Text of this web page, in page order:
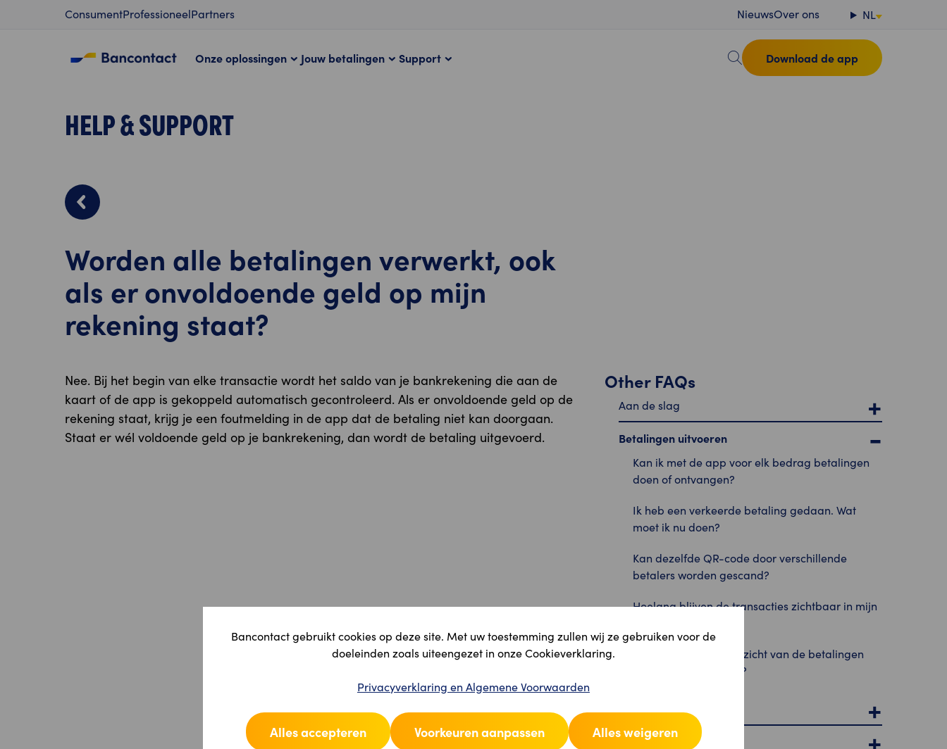
Bancontact gebruikt cookies op deze site. Met uw toestemming zullen wij ze gebruiken voor de
doeleinden zoals uiteengezet in onze Cookieverklaring.
Privacyverklaring en Algemene Voorwaarden
Alles accepteren Voorkeuren aanpassen Alles weigeren
Content
ConsumentProfessioneelPartners NieuwsOver ons NL
Download de app
Onze oplossingen Jouw betalingen Support
HELP & SUPPORT
Worden alle betalingen verwerkt, ook
als er onvoldoende geld op mijn
rekening staat?
Nee. Bij het begin van elke transactie wordt het saldo van je bankrekening die aan de
kaart of de app is gekoppeld automatisch gecontroleerd. Als er onvoldoende geld op de
rekening staat, krijg je een foutmelding in de app dat de betaling niet kan doorgaan.
Staat er wél voldoende geld op je bankrekening, dan wordt de betaling uitgevoerd.
Other FAQs
Aan de slag
Betalingen uitvoeren
Kan ik met de app voor elk bedrag betalingen
doen of ontvangen?
Ik heb een verkeerde betaling gedaan. Wat
moet ik nu doen?
Kan dezelfde QR-code door verschillende
betalers worden gescand?
Hoelang blijven de transacties zichtbaar in mijn
Waar vind ik een overzicht van de betalingen
die ik heb uitgevoerd?
Functies van de app